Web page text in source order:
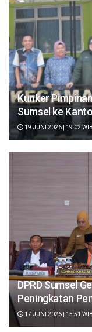
Kunker
Sumsel ke
19 JUNI 2026 | 19:02 WIB
DPRD Sumsel
Peningkatan
17 JUNI 2026 | 15:51 WIB